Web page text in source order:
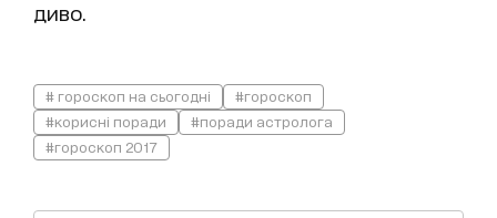
диво.
# гороскоп на сьогодні
#гороскоп
#корисні поради
#поради астролога
#гороскоп 2017